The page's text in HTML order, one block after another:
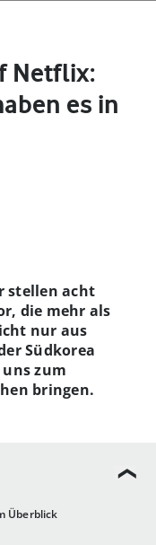
Netflix:
es in
Überblick
stellen acht
die mehr als
nur aus
Südkorea
zum
bringen.